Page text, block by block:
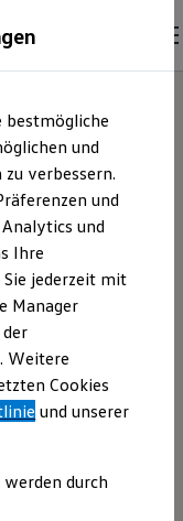
finden
& konfigurieren
uns
die Gottfried Schultz
)
keine
bestmögliche
und
verbessern.
und
und
Ihre
jederzeit mit
Manager
Weitere
Cookies
und unserer
durch